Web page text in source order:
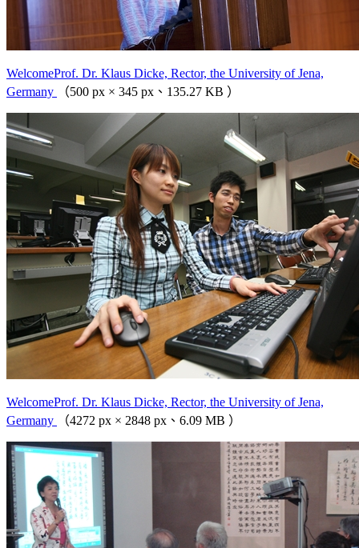
WelcomeProf. Dr. Klaus Dicke, Rector, the University of Jena,
Germany
（500 px × 345 px、135.27 KB ）
WelcomeProf. Dr. Klaus Dicke, Rector, the University of Jena,
Germany
（4272 px × 2848 px、6.09 MB ）